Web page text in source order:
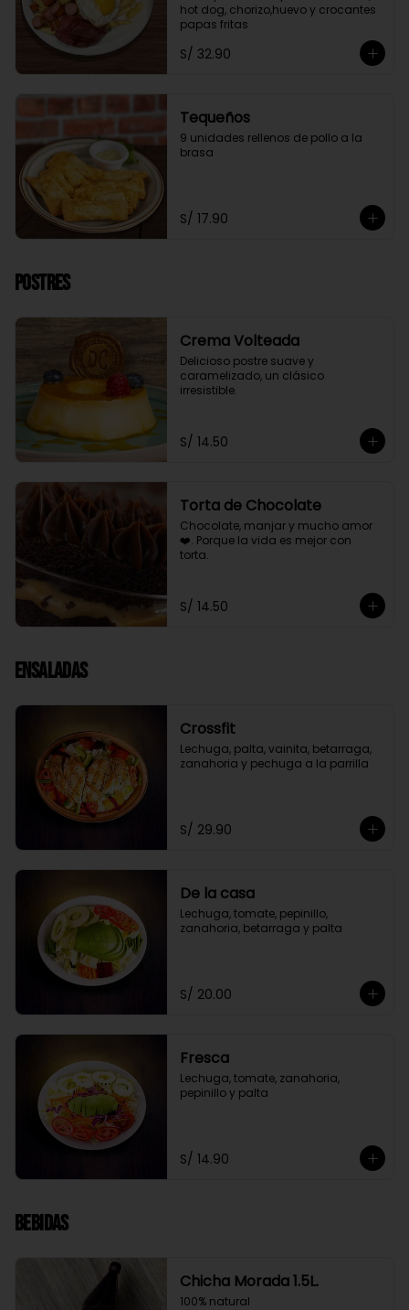
hot dog, chorizo,huevo y crocantes
papas fritas
S/ 32.90
Tequeños
9 unidades rellenos de pollo a la
brasa
S/ 17.90
Postres
Crema Volteada
Delicioso postre suave y
caramelizado, un clásico
irresistible.
S/ 14.50
Torta de Chocolate
Chocolate, manjar y mucho amor
❤️. Porque la vida es mejor con
torta.
S/ 14.50
Ensaladas
Crossfit
Lechuga, palta, vainita, betarraga,
zanahoria y pechuga a la parrilla
S/ 29.90
De la casa
Lechuga, tomate, pepinillo,
zanahoria, betarraga y palta
S/ 20.00
Fresca
Lechuga, tomate, zanahoria,
pepinillo y palta
S/ 14.90
Bebidas
Chicha Morada 1.5L.
100% natural